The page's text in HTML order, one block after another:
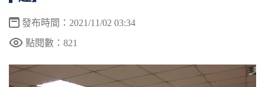
發布時間：2021/11/02 03:34
點閱數：821